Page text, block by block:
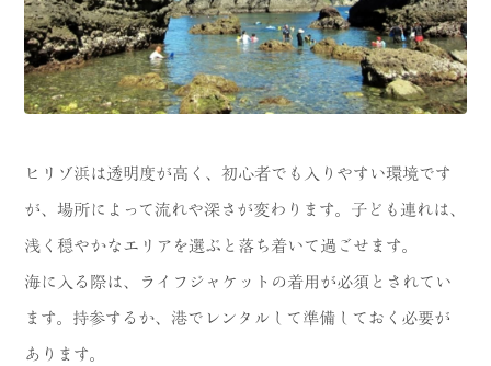
ヒリゾ浜は透明度が高く、初心者でも入りやすい環境です
が、場所によって流れや深さが変わります。子ども連れは、
浅く穏やかなエリアを選ぶと落ち着いて過ごせます。
海に入る際は、ライフジャケットの着用が必須とされてい
ます。持参するか、港でレンタルして準備しておく必要が
あります。